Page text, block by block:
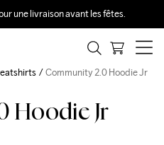
une livraison avant les fêtes.
Hoodie Jr
Community 2.0 Hoodie Jr